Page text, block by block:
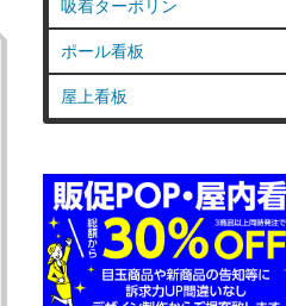
吸着ターポリン
ポール看板
屋上看板